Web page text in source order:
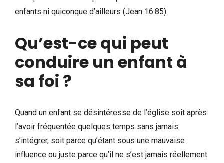
enfants ni quiconque d’ailleurs (Jean 16.85).
Qu’est-ce qui peut
conduire un enfant à
sa foi ?
Quand un enfant se désintéresse de l’église soit après
l’avoir fréquentée quelques temps sans jamais
s’intégrer, soit parce qu’étant sous une mauvaise
influence ou juste parce qu’il ne s’est jamais réellement